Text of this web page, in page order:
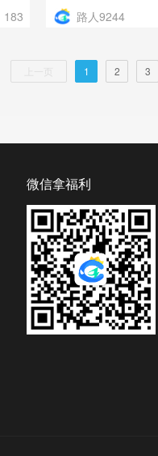
183
路人9244
1 2 3
微信拿福利